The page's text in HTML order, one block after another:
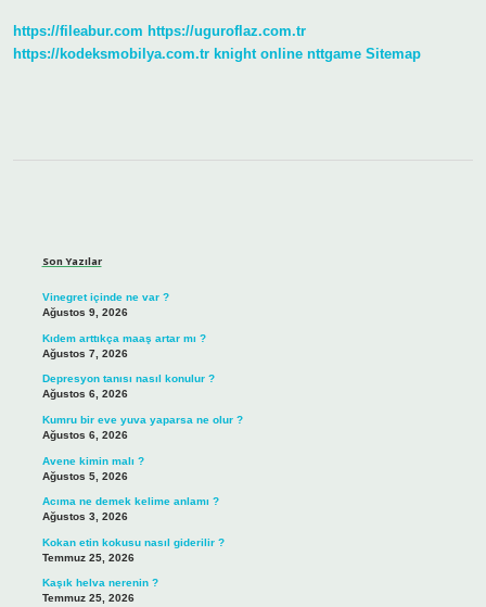
https://fileabur.com https://uguroflaz.com.tr
https://kodeksmobilya.com.tr knight online nttgame Sitemap
Son Yazılar
Vinegret içinde ne var ?
Ağustos 9, 2026
Kıdem arttıkça maaş artar mı ?
Ağustos 7, 2026
Depresyon tanısı nasıl konulur ?
Ağustos 6, 2026
Kumru bir eve yuva yaparsa ne olur ?
Ağustos 6, 2026
Avene kimin malı ?
Ağustos 5, 2026
Acıma ne demek kelime anlamı ?
Ağustos 3, 2026
Kokan etin kokusu nasıl giderilir ?
Temmuz 25, 2026
Kaşık helva nerenin ?
Temmuz 25, 2026